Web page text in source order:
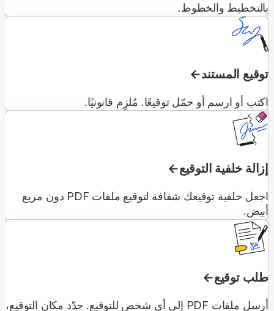
بالتخطيط والخطوط.
توقيع المستند
اكتب أو ارسم أو حمّل توقيعًا. مُلزِم قانونيًا.
إزالة خلفية التوقيع
اجعل خلفية توقيعك شفافة لتوقيع ملفات PDF دون مربع
أبيض.
طلب توقيع
أرسل ملفات PDF إلى أي شخص للتوقيع. حدّد مكان التوقيع،